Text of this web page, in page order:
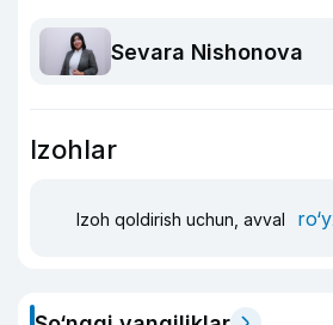
Sevara Nishonova
Izohlar
Izoh qoldirish uchun, avval